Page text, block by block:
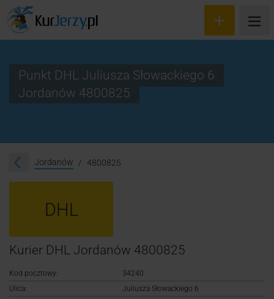
Śledzenie przesyłki
Logowanie
Punkt DHL Juliusza Słowackiego 6
Jordanów 4800825
Jordanów 4800825
DHL
Kurier DHL Jordanów 4800825
Kod pocztowy:
34240
Ulica:
Juliusza Słowackiego 6